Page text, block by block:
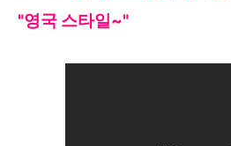
"영국 스타일~"